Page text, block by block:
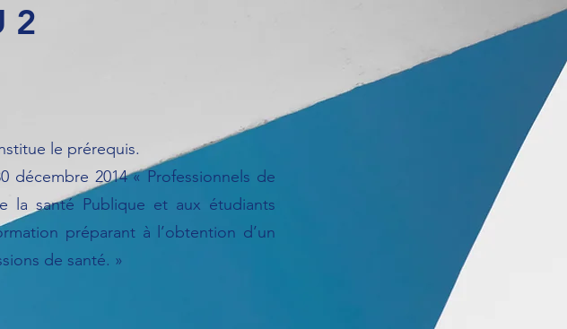
2
le prérequis.
décembre 2014 « Professionnels de
la santé Publique et aux étudiants
préparant à l’obtention d’un
de santé. »